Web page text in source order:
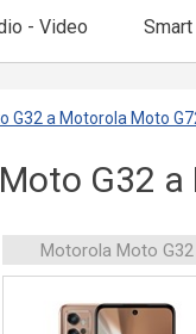
- Video Smart
G32 a Motorola Moto
G32
Motorola Moto G32